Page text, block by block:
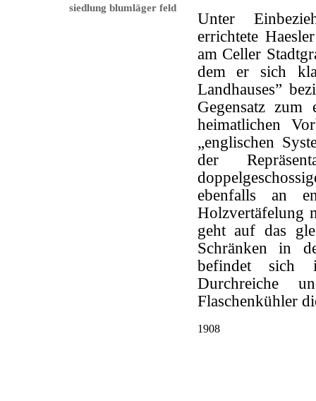
siedlung blumläger feld
Unter
errichtete
am Celler
dem er sich
Landhauses”
Gegensatz zum
heimatlichen
„englischen
der
ebenfalls an
Holzvertäfelung
geht auf das
Schränken in
befindet sich
Durchreiche
Flaschenkühler
1908